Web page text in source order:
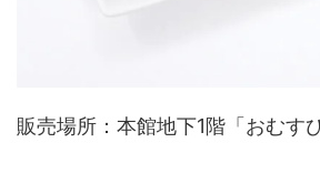
販売場所：本館地下1階「おむす